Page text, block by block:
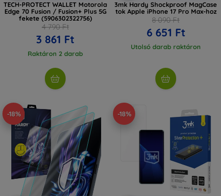
TECH-PROTECT WALLET Motorola
Edge 70 Fusion / Fusion+ Plus 5G
fekete (5906302322756)
4 790 Ft
3 861 Ft
Raktáron 2 darab
3mk Hardy Shockproof MagCase
tok Apple iPhone 17 Pro Max-hoz
8 090 Ft
6 651 Ft
Utolsó darab raktáron
-18% -18%